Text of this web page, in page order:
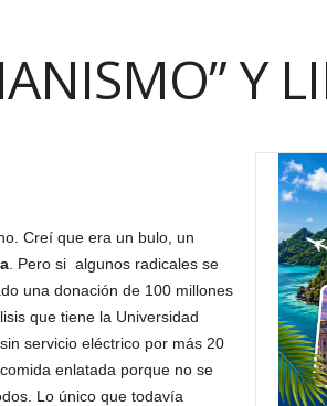
Y
Creí que era un bulo, un
. Pero si algunos radicales se
una donación de 100 millones
que tiene la Universidad
servicio eléctrico por más 20
enlatada porque no se
Lo único que todavía